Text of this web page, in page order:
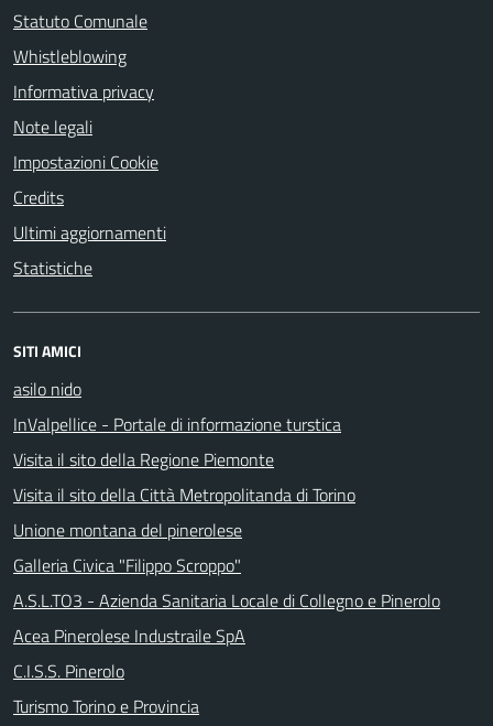
Statuto Comunale
Whistleblowing
Informativa privacy
Note legali
Impostazioni Cookie
Credits
Ultimi aggiornamenti
Statistiche
SITI AMICI
asilo nido
InValpellice - Portale di informazione turstica
Visita il sito della Regione Piemonte
Visita il sito della Città Metropolitanda di Torino
Unione montana del pinerolese
Galleria Civica "Filippo Scroppo"
A.S.L.TO3 - Azienda Sanitaria Locale di Collegno e Pinerolo
Acea Pinerolese Industraile SpA
C.I.S.S. Pinerolo
Turismo Torino e Provincia